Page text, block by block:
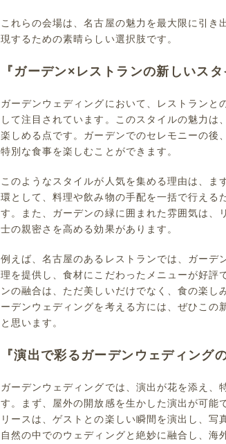
これらの会場は、名古屋の魅力を最大限に引き
現するための素晴らしい選択肢です。
『ガーデン×レストランの新しいスタ
ガーデンウェディングにおいて、レストランと
して注目されています。このスタイルの魅力は
楽しめる点です。ガーデンでのセレモニーの後
特別な食事を楽しむことができます。
このようなスタイルが人気を集める理由は、ま
環として、料理や飲み物の手配を一括で行える
す。また、ガーデンの緑に囲まれた雰囲気は、
士の親密さを高める効果があります。
例えば、名古屋のあるレストランでは、ガーデ
理を提供し、食材にこだわったメニューが好評
ンの融合は、ただ美しいだけでなく、食の楽し
ーデンウェディングを考える方には、ぜひこの
と思います。
『演出で彩るガーデンウェディング
ガーデンウェディングでは、演出が花を添え、
す。まず、屋外の開放感を生かした演出が可能
リースは、ゲストとの楽しい瞬間を演出し、写
自然の中でのウェディングと絶妙に融合し、海